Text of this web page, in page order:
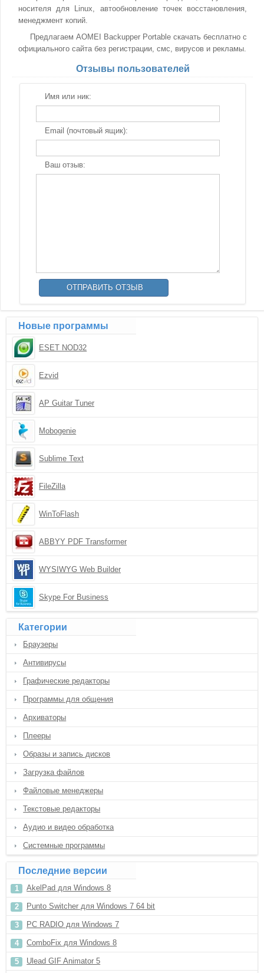
носителя для Linux, автообновление точек восстановления,
менеджмент копий.
Предлагаем AOMEI Backupper Portable скачать бесплатно с
официального сайта без регистрации, смс, вирусов и рекламы.
Отзывы пользователей
Имя или ник:
Email (почтовый ящик):
Ваш отзыв:
Новые программы
ESET NOD32
Ezvid
AP Guitar Tuner
Mobogenie
Sublime Text
FileZilla
WinToFlash
ABBYY PDF Transformer
WYSIWYG Web Builder
Skype For Business
Категории
Браузеры
Антивирусы
Графические редакторы
Программы для общения
Архиваторы
Плееры
Образы и запись дисков
Загрузка файлов
Файловые менеджеры
Текстовые редакторы
Аудио и видео обработка
Системные программы
Последние версии
AkelPad для Windows 8
Punto Switcher для Windows 7 64 bit
PC RADIO для Windows 7
ComboFix для Windows 8
Ulead GIF Animator 5